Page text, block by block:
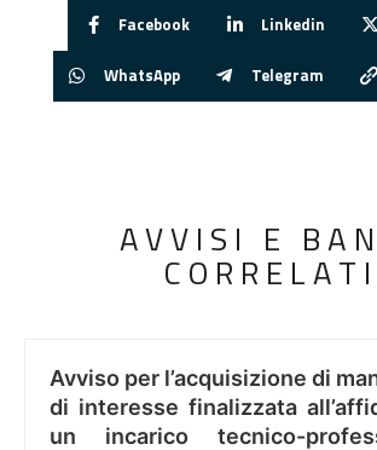
Facebook Linkedin
WhatsApp Telegram
AVVISI E
CORRELATI
Avviso per l’acquisizione di
di interesse finalizzata
un incarico tecnico-